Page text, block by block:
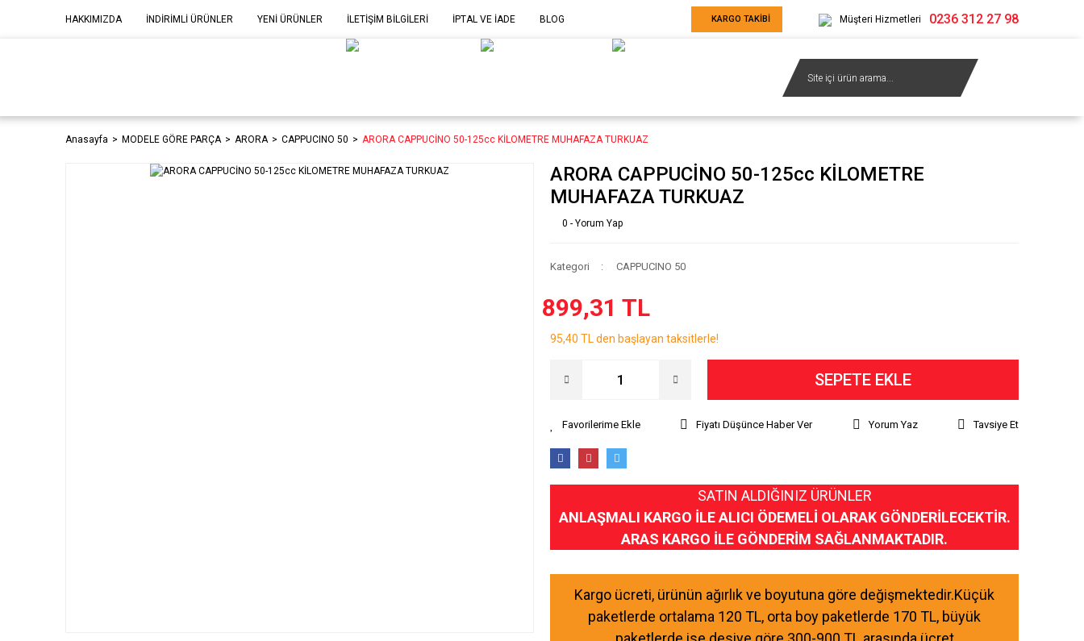
HAKKIMIZDA İNDİRİMLİ ÜRÜNLER YENİ ÜRÜNLER İLETİŞİM BİLGİLERİ İPTAL VE İADE BLOG KARGO TAKİBİ Müşteri Hizmetleri 0236 312 27 98
Anasayfa MODELE GÖRE PARÇA ARORA CAPPUCINO 50 ARORA CAPPUCİNO 50-125cc KİLOMETRE MUHAFAZA TURKUAZ
ARORA CAPPUCİNO 50-125cc KİLOMETRE
MUHAFAZA TURKUAZ
0 - Yorum Yap
Kategori CAPPUCINO 50
899,31 TL
95,40 TL den başlayan taksitlerle!
SEPETE EKLE
Fiyatı Düşünce Haber Ver Yorum Yaz Tavsiye Et
SATIN ALDIĞINIZ ÜRÜNLER
ANLAŞMALI KARGO İLE ALICI ÖDEMELİ OLARAK GÖNDERİLECEKTİR.
ARAS KARGO İLE GÖNDERİM SAĞLANMAKTADIR.
Kargo ücreti, ürünün ağırlık ve boyutuna göre değişmektedir.Küçük
paketlerde ortalama 120 TL, orta boy paketlerde 170 TL, büyük